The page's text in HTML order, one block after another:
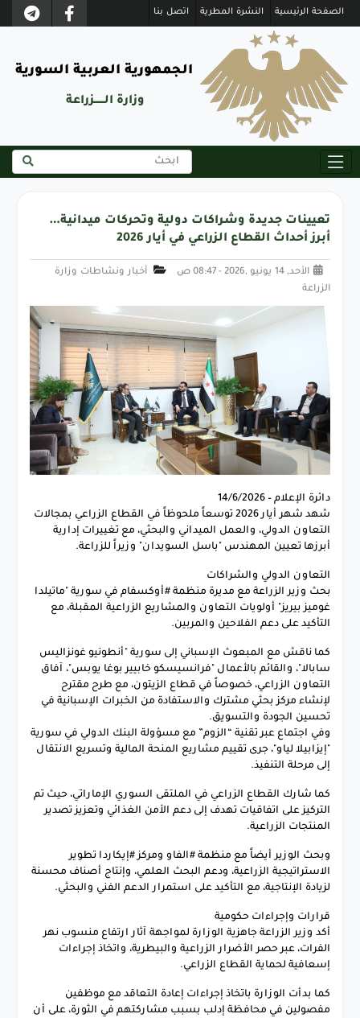
الصفحة الرئيسية النشرة المطرية اتصل بنا
الجمهورية العربية السورية
وزارة الــــــزراعة
تعيينات جديدة وشراكات دولية وتحركات ميدانية…
أبرز أحداث القطاع الزراعي في أيار 2026
الأحد, 14 يونيو ,2026 - 08:47 ص
أخبار ونشاطات وزارة
الزراعة
دائرة الإعلام – 14/6/2026
شهد شهر أيار 2026 توسعاً ملحوظاً في القطاع الزراعي بمجالات
التعاون الدولي، والعمل الميداني والبحثي، مع تغييرات إدارية
أبرزها تعيين المهندس "باسل السويدان" وزيراً للزراعة.
التعاون الدولي والشراكات
بحث وزير الزراعة مع مديرة منظمة #أوكسفام في سورية "ماتيلدا
غوميز بيريز" أولويات التعاون والمشاريع الزراعية المقبلة، مع
التأكيد على دعم الفلاحين والمربين.
كما ناقش مع المبعوث الإسباني إلى سورية "أنطونيو غونزاليس
سابالا"، والقائم بالأعمال "فرانسيسكو خابيير بوغا يوبس"، آفاق
التعاون الزراعي، خصوصاً في قطاع الزيتون، مع طرح مقترح
لإنشاء مركز بحثي مشترك والاستفادة من الخبرات الإسبانية في
تحسين الجودة والتسويق.
وفي اجتماع عبر تقنية “الزوم” مع مسؤولة البنك الدولي في سورية
"إيزابيلا لياو"، جرى تقييم مشاريع المنحة المالية وتسريع الانتقال
إلى مرحلة التنفيذ.
كما شارك القطاع الزراعي في الملتقى السوري الإماراتي، حيث تم
التركيز على اتفاقيات تهدف إلى دعم الأمن الغذائي وتعزيز تصدير
المنتجات الزراعية.
وبحث الوزير أيضاً مع منظمة #الفاو ومركز #إيكاردا تطوير
الاستراتيجية الزراعية، ودعم البحث العلمي، وإنتاج أصناف محسنة
لزيادة الإنتاجية، مع التأكيد على استمرار الدعم الفني والبحثي.
قرارات وإجراءات حكومية
أكد وزير الزراعة جاهزية الوزارة لمواجهة آثار ارتفاع منسوب نهر
الفرات، عبر حصر الأضرار الزراعية والبيطرية، واتخاذ إجراءات
إسعافية لحماية القطاع الزراعي.
كما بدأت الوزارة باتخاذ إجراءات إعادة التعاقد مع موظفين
مفصولين في محافظة إدلب بسبب مشاركتهم في الثورة، على أن